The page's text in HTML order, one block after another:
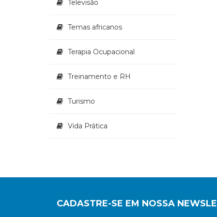
Televisão
Temas africanos
Terapia Ocupacional
Treinamento e RH
Turismo
Vida Prática
CADASTRE-SE EM NOSSA